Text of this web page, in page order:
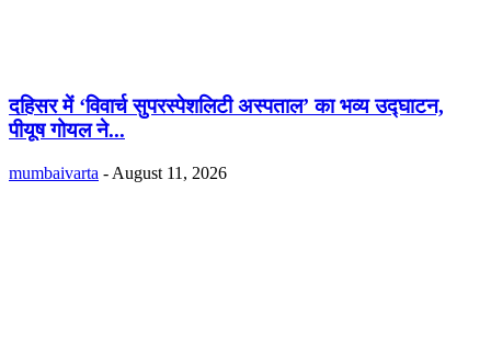
दहिसर में ‘विवार्च सुपरस्पेशलिटी अस्पताल’ का भव्य उद्घाटन,
पीयूष गोयल ने...
mumbaivarta - August 11, 2026